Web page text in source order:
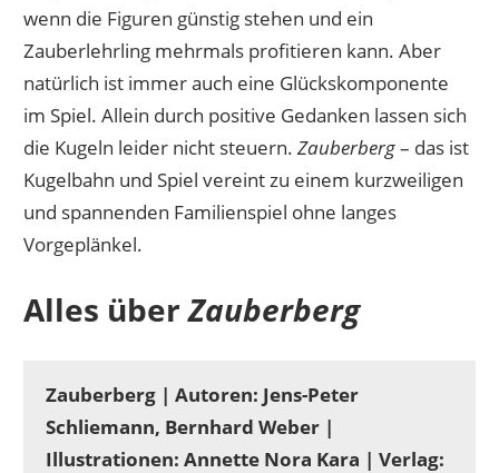
wenn die Figuren günstig stehen und ein
Zauberlehrling mehrmals profitieren kann. Aber
natürlich ist immer auch eine Glückskomponente
im Spiel. Allein durch positive Gedanken lassen sich
die Kugeln leider nicht steuern.Zauberberg– das ist
Kugelbahn und Spiel vereint zu einem kurzweiligen
und spannenden Familienspiel ohne langes
Vorgeplänkel.
Alles überZauberberg
Zauberberg | Autoren: Jens-Peter
Schliemann, Bernhard Weber |
Illustrationen: Annette Nora Kara | Verlag: